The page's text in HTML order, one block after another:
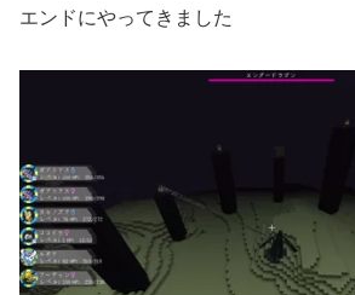
エンドにやってきました